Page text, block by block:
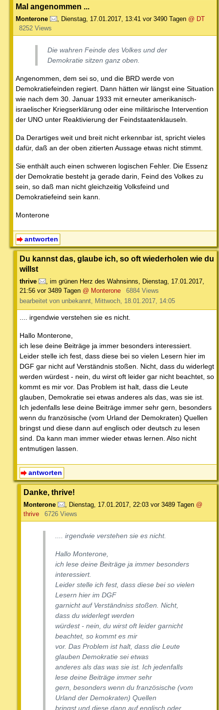
Mal angenommen ...
Monterone , Dienstag, 17.01.2017, 13:41 vor 3490 Tagen @ DT
8252 Views
Die wahren Feinde des Volkes und der
Demokratie sitzen ganz oben.
Angenommen, dem sei so, und die BRD werde von
Demokratiefeinden regiert. Dann hätten wir längst eine Situation
wie nach dem 30. Januar 1933 mit erneuter amerikanisch-
israelischer Kriegserklärung oder eine militärische Intervention
der UNO unter Reaktivierung der Feindstaatenklauseln.
Da Derartiges weit und breit nicht erkennbar ist, spricht vieles
dafür, daß an der oben zitierten Aussage etwas nicht stimmt.
Sie enthält auch einen schweren logischen Fehler. Die Essenz
der Demokratie besteht ja gerade darin, Feind des Volkes zu
sein, so daß man nicht gleichzeitig Volksfeind und
Demokratiefeind sein kann.
Monterone
antworten
Du kannst das, glaube ich, so oft wiederholen wie du
willst
thrive , im grünen Herz des Wahnsinns, Dienstag, 17.01.2017,
21:56 vor 3489 Tagen @ Monterone
6884 Views
bearbeitet von unbekannt, Mittwoch, 18.01.2017, 14:05
.... irgendwie verstehen sie es nicht.
Hallo Monterone,
ich lese deine Beiträge ja immer besonders interessiert.
Leider stelle ich fest, dass diese bei so vielen Lesern hier im
DGF gar nicht auf Verständnis stoßen. Nicht, dass du widerlegt
werden würdest - nein, du wirst oft leider gar nicht beachtet, so
kommt es mir vor. Das Problem ist halt, dass die Leute
glauben, Demokratie sei etwas anderes als das, was sie ist.
Ich jedenfalls lese deine Beiträge immer sehr gern, besonders
wenn du französische (vom Urland der Demokraten) Quellen
bringst und diese dann auf englisch oder deutsch zu lesen
sind. Da kann man immer wieder etwas lernen. Also nicht
entmutigen lassen.
antworten
Danke, thrive!
Monterone , Dienstag, 17.01.2017, 22:03 vor 3489 Tagen @
thrive
6726 Views
.... irgendwie verstehen sie es nicht.
Hallo Monterone,
ich lese deine Beiträge ja immer besonders
interessiert.
Leider stelle ich fest, dass diese bei so vielen
Lesern hier im DGF
garnicht auf Verständniss stoßen. Nicht,
dass du widerlegt werden
würdest - nein, du wirst oft leider garnicht
beachtet, so kommt es mir
vor. Das Problem ist halt, dass die Leute
glauben Demokratie sei etwas
anderes als das was sie ist. Ich jedenfalls
lese deine Beiträge immer sehr
gern, besonders wenn du französische (vom
Urland der Demokraten) Quellen
bringst und diese dann auf englisch oder